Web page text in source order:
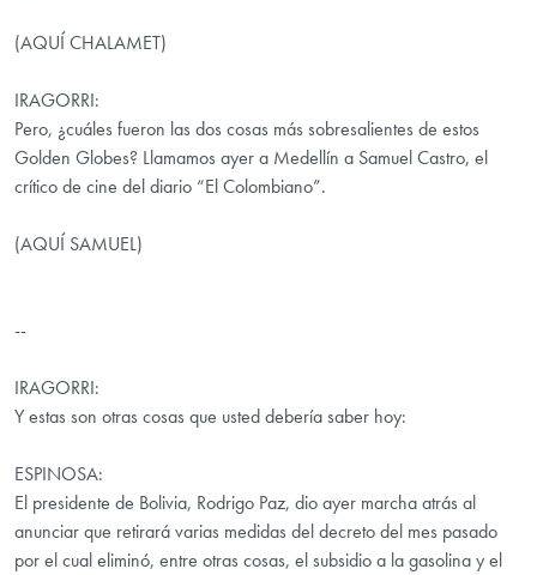
(AQUÍ CHALAMET)
IRAGORRI:
Pero, ¿cuáles fueron las dos cosas más sobresalientes de estos
Golden Globes? Llamamos ayer a Medellín a Samuel Castro, el
crítico de cine del diario “El Colombiano”.
(AQUÍ SAMUEL)
--
IRAGORRI:
Y estas son otras cosas que usted debería saber hoy:
ESPINOSA:
El presidente de Bolivia, Rodrigo Paz, dio ayer marcha atrás al
anunciar que retirará varias medidas del decreto del mes pasado
por el cual eliminó, entre otras cosas, el subsidio a la gasolina y el